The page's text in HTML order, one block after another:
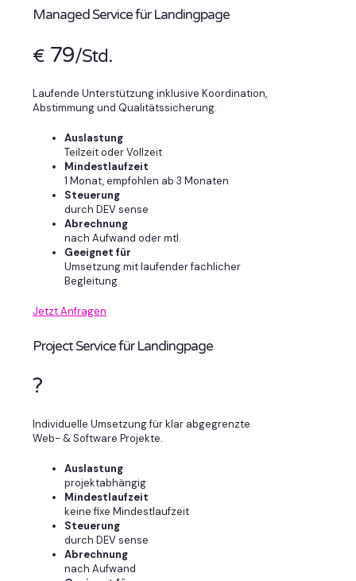
Managed Service für Landingpage
€ 79/Std.
Laufende Unterstützung inklusive Koordination,
Abstimmung und Qualitätssicherung.
Auslastung
Teilzeit oder Vollzeit
Mindestlaufzeit
1 Monat, empfohlen ab 3 Monaten
Steuerung
durch DEV sense
Abrechnung
nach Aufwand oder mtl.
Geeignet für
Umsetzung mit laufender fachlicher
Begleitung
Jetzt Anfragen
Project Service für Landingpage
?
Individuelle Umsetzung für klar abgegrenzte
Web- & Software Projekte.
Auslastung
projektabhängig
Mindestlaufzeit
keine fixe Mindestlaufzeit
Steuerung
durch DEV sense
Abrechnung
nach Aufwand